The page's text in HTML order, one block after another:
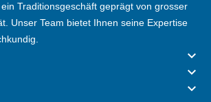
Traditionsgeschäft geprägt von grosser
Unser Team bietet Ihnen seine Expertise
keyboard_arrow_down
keyboard_arrow_down
keyboard_arrow_down